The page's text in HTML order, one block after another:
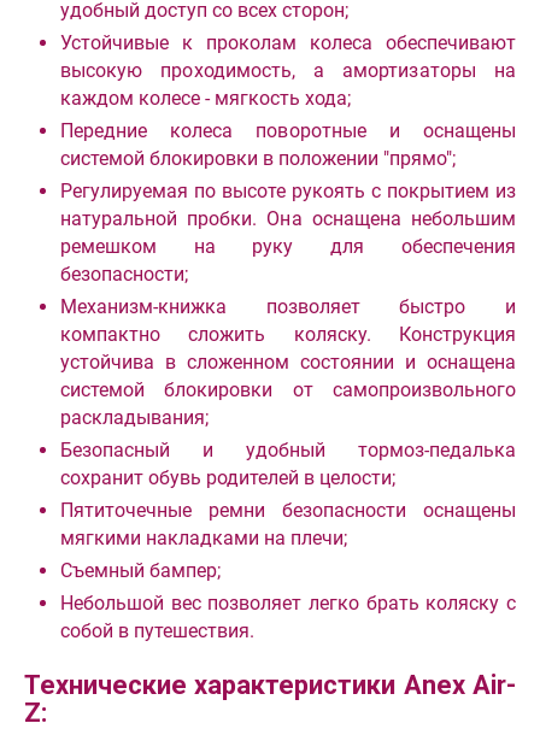
удобный доступ со всех сторон;
Устойчивые к проколам колеса обеспечивают
высокую проходимость, а амортизаторы на
каждом колесе - мягкость хода;
Передние колеса поворотные и оснащены
системой блокировки в положении "прямо";
Регулируемая по высоте рукоять с покрытием из
натуральной пробки. Она оснащена небольшим
ремешком на руку для обеспечения
безопасности;
Механизм-книжка позволяет быстро и
компактно сложить коляску. Конструкция
устойчива в сложенном состоянии и оснащена
системой блокировки от самопроизвольного
раскладывания;
Безопасный и удобный тормоз-педалька
сохранит обувь родителей в целости;
Пятиточечные ремни безопасности оснащены
мягкими накладками на плечи;
Съемный бампер;
Небольшой вес позволяет легко брать коляску с
собой в путешествия.
Технические характеристики Anex Air-
Z: